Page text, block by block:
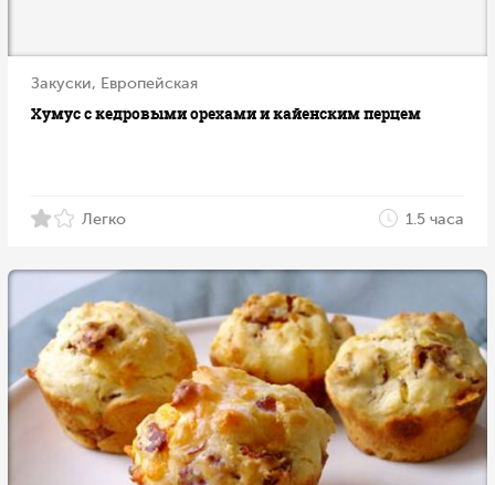
Закуски, Европейская
Хумус с кедровыми орехами и кайенским перцем
Легко 1.5 часа